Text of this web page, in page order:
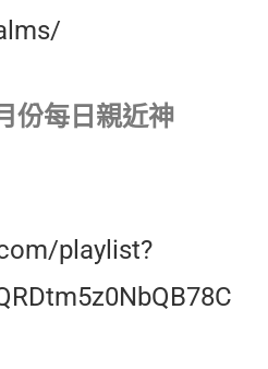
份每日親近神
playlist?